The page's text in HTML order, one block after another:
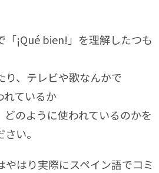
「¡Qué bien!」を理解したつも
り、テレビや歌なんかで
れているか
どのように使われているのかを
い。
やはり実際にスペイン語でコミ